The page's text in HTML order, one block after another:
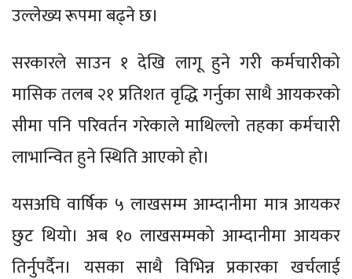
उल्लेख्य रूपमा बढ्ने छ।
सरकारले साउन १ देखि लागू हुने गरी कर्मचारीको
मासिक तलब २१ प्रतिशत वृद्धि गर्नुका साथै आयकरको
सीमा पनि परिवर्तन गरेकाले माथिल्लो तहका कर्मचारी
लाभान्वित हुने स्थिति आएको हो।
यसअघि वार्षिक ५ लाखसम्म आम्दानीमा मात्र आयकर
छुट थियो। अब १० लाखसम्मको आम्दानीमा आयकर
तिर्नुपर्दैन। यसका साथै विभिन्न प्रकारका खर्चलाई